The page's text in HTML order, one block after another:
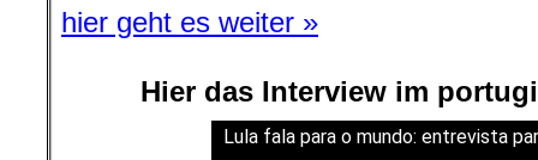
hier geht es weiter »
Hier das Interview im
Lula fala para o mundo: entrevista